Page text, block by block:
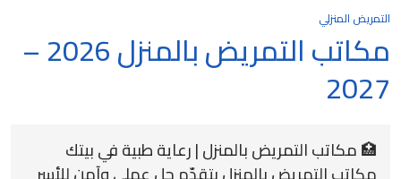
التمريض المنزلي
مكاتب التمريض بالمنزل 2026 –
2027
🏥 مكاتب التمريض بالمنزل | رعاية طبية في بيتك